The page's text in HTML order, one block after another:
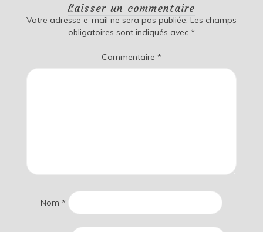
Laisser un commentaire
Votre adresse e-mail ne sera pas publiée. Les champs
obligatoires sont indiqués avec *
Commentaire *
Nom *